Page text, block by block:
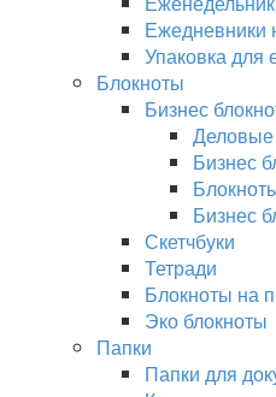
Ежедневники
Упаковка для
Блокноты
Бизнес
Деловые
Бизнес
Бизнес
Скетчбуки
Тетради
Блокноты на
Эко блокноты
Папки
Папки для